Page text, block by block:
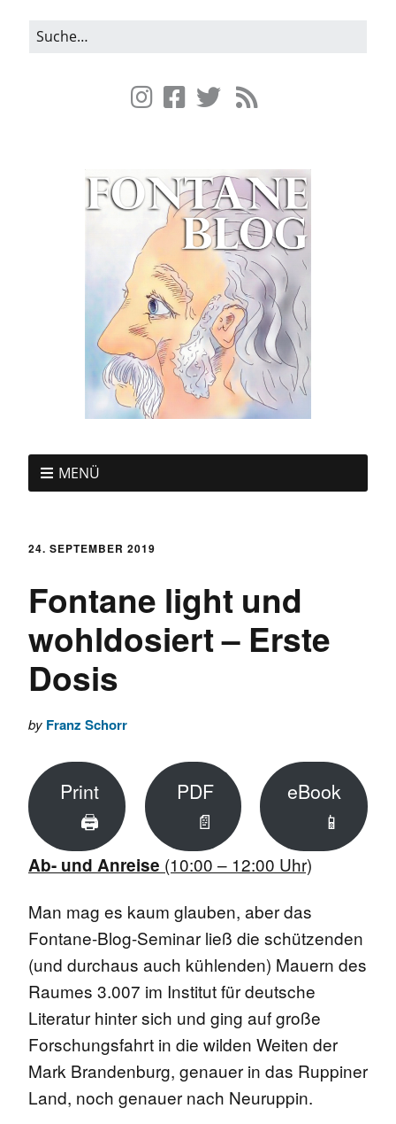
MENÜ
24. SEPTEMBER 2019
Fontane light und
wohldosiert – Erste
Dosis
by Franz Schorr
Print
🖨
PDF
📄
eBook
📱
Ab- und Anreise (10:00 – 12:00 Uhr)
Man mag es kaum glauben, aber das
Fontane-Blog-Seminar ließ die schützenden
(und durchaus auch kühlenden) Mauern des
Raumes 3.007 im Institut für deutsche
Literatur hinter sich und ging auf große
Forschungsfahrt in die wilden Weiten der
Mark Brandenburg, genauer in das Ruppiner
Land, noch genauer nach Neuruppin.